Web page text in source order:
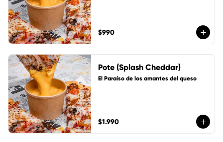
$990
Pote (Splash Cheddar)
El Paraíso de los amantes del queso
$1.990